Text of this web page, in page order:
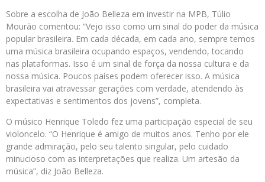
Sobre a escolha de João Belleza em investir na MPB, Túlio
Mourão comentou: “Vejo isso como um sinal do poder da música
popular brasileira. Em cada década, em cada ano, sempre temos
uma música brasileira ocupando espaços, vendendo, tocando
nas plataformas. Isso é um sinal de força da nossa cultura e da
nossa música. Poucos países podem oferecer isso. A música
brasileira vai atravessar gerações com verdade, atendendo às
expectativas e sentimentos dos jovens”, completa.
O músico Henrique Toledo fez uma participação especial de seu
violoncelo. “O Henrique é amigo de muitos anos. Tenho por ele
grande admiração, pelo seu talento singular, pelo cuidado
minucioso com as interpretações que realiza. Um artesão da
música”, diz João Belleza.